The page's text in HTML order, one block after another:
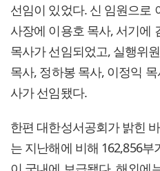
선임이 있었다. 신 임원으로
사장에 이용호 목사, 서기에
목사가 선임되었고, 실행위
목사, 정하봉 목사, 이정익
사가 선임됐다.
한편 대한성서공회가 밝힌
는 지난해에 비해 162,856부